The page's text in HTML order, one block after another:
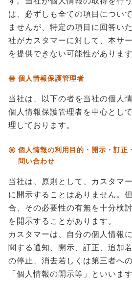
は、必ずしも全ての項目につい
ませんが、特定の項目に回答い
社がカスタマーに対して、本サ
を提供できない可能性があります
個人情報保護管理者
当社は、以下の者を当社の個人
個人情報保護管理者を中心とし
理しております。
個人情報の利用目的・開示・訂正
問い合わせ
当社は、原則として、カスタマ
に開示することはありません。
合、その必要性の有無を十分検
を開示することがあります。
カスタマーは、自分の個人情報
関する通知、開示、訂正、追加
の停止、消去若しくは第三者へ
「個人情報の開示等」といいま